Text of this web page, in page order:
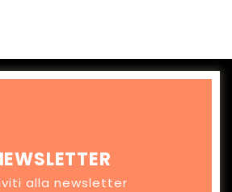
alla newsletter